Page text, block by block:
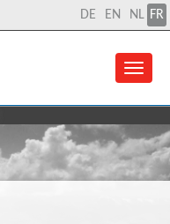
DE EN FR
NL